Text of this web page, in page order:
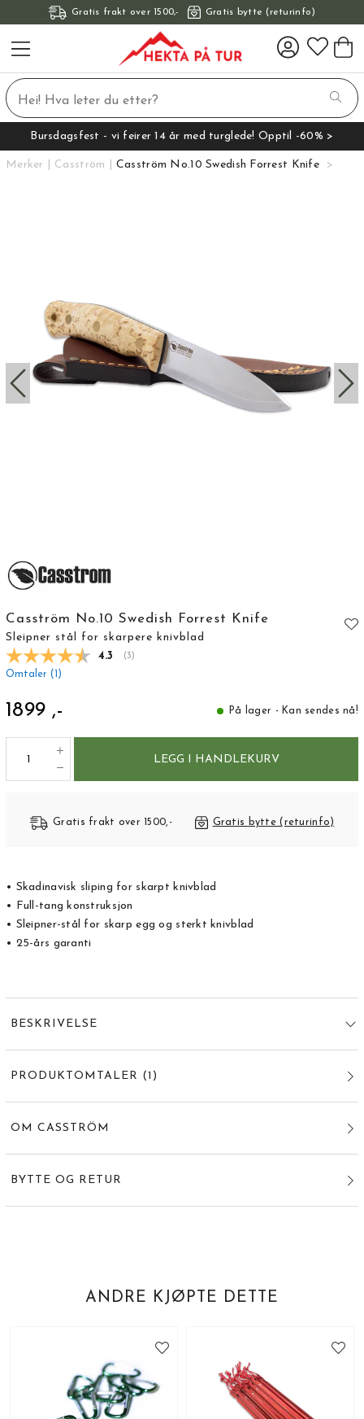
Gratis frakt over 1500,- Gratis bytte (returinfo)
Bursdagsfest - vi feirer 14 år med turglede! Opptil -60% >
Merker Casström Casström No.10 Swedish Forrest Knife
Casström No.10 Swedish Forrest Knife
Sleipner stål for skarpere knivblad
Gjennomsnittskarakter:
4.3 (stemmer:
3)
Omtaler ( )
1899 ,- På lager - Kan sendes nå!
LEGG I HANDLEKURV
Gratis frakt over 1500,- Gratis bytte (returinfo)
• Skadinavisk sliping for skarpt knivblad
• Full-tang konstruksjon
• Sleipner-stål for skarp egg og sterkt knivblad
• 25-års garanti
BESKRIVELSE
PRODUKTOMTALER (1 )
OM CASSTRÖM
BYTTE OG RETUR
ANDRE KJØPTE DETTE